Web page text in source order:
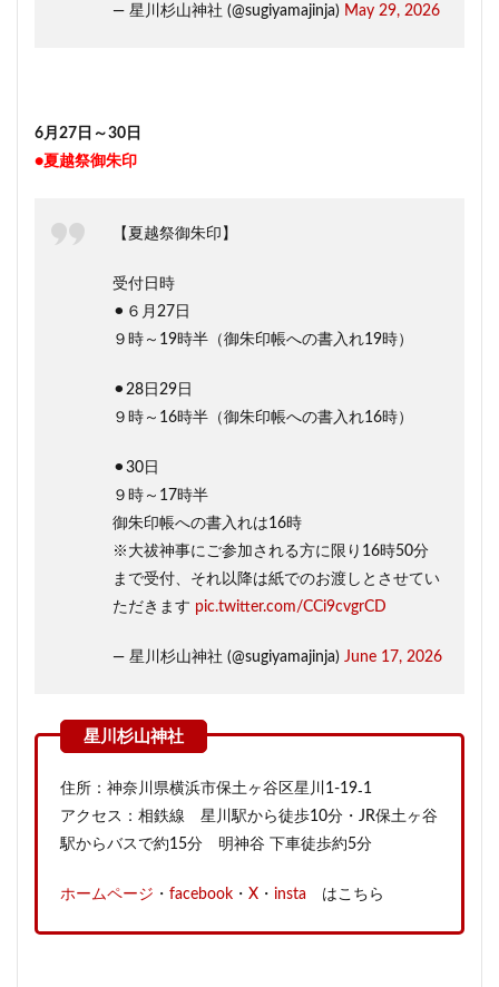
— 星川杉山神社 (@sugiyamajinja) May 29, 2026
6月27日～30日
●夏越祭御朱印
【夏越祭御朱印】
受付日時
⚫︎６月27日
９時～19時半（御朱印帳への書入れ19時）
⚫︎28日29日
９時～16時半（御朱印帳への書入れ16時）
⚫︎30日
９時～17時半
御朱印帳への書入れは16時
※大祓神事にご参加される方に限り16時50分
まで受付、それ以降は紙でのお渡しとさせてい
ただきます pic.twitter.com/CCi9cvgrCD
— 星川杉山神社 (@sugiyamajinja) June 17, 2026
住所：神奈川県横浜市保土ヶ谷区星川1-19₋1
アクセス：相鉄線 星川駅から徒歩10分・JR保土ヶ谷
駅からバスで約15分 明神谷 下車徒歩約5分
ホームページ ・ facebook ・ X ・ insta はこちら